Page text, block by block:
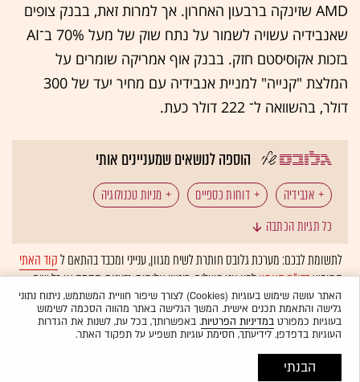
AMD שזינקה ברבעון האחרון. אך למרות זאת, בבנק צופים
שאנבידיה עשויה לשמור על נתח שוק של מעל 70% ב־AI
בזכות אקוסיסטם חזק. בבנק אוף אמריקה שומרים על
המלצת "קנייה" למניית אנבידיה עם מחיר יעד של 300
דולר, בהשוואה ל־ 222 דולר כעת.​​​​​​
הוספה לנושאים שמעניינים אותי
אנבידיה דוחות כספיים מניות טכנולוגיה
טכנולוגיה: ענקיות הטכנולוגיה
טכנולוגיה: שבבים טכנולוגיה: בינה מלאכותית
המומלצות
כל תגיות הכתבה
לתשומת לבכם: מערכת גלובס חותרת לשיח מגוון, ענייני ומכבד בהתאם לקוד האתי
המופיעבדו"ח האמוןלפיו אנו פועלים. ביטויי אלימות, גזענות, הסתה או כל שיח
בלתי הולם אחר מסוננים בצורהאוטומטיתולא יפורסמו באתר.
האתר עושה שימוש בעוגיות (Cookies) לצורך שיפור חוויית המשתמש, ניתוח נתוני
גלישה והתאמת תכנים אישית. המשך הגלישה באתר מהווה הסכמה לשימוש
בעוגיות כמפורטבמדיניות הפרטיות. באפשרותך, בכל עת, לשנות את הגדרות
העוגיות בדפדפן. לידיעתך, חסימת עוגיות תשפיע על תפקוד האתר.
הבנתי